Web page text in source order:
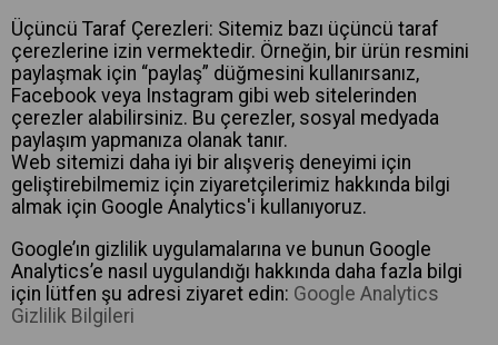
Üçüncü Taraf Çerezleri: Sitemiz bazı üçüncü taraf
çerezlerine izin vermektedir. Örneğin, bir ürün resmini
paylaşmak için “paylaş” düğmesini kullanırsanız,
Facebook veya Instagram gibi web sitelerinden
çerezler alabilirsiniz. Bu çerezler, sosyal medyada
paylaşım yapmanıza olanak tanır.
Web sitemizi daha iyi bir alışveriş deneyimi için
geliştirebilmemiz için ziyaretçilerimiz hakkında bilgi
almak için Google Analytics'i kullanıyoruz.
Google’ın gizlilik uygulamalarına ve bunun Google
Analytics’e nasıl uygulandığı hakkında daha fazla bilgi
için lütfen şu adresi ziyaret edin: Google Analytics
Gizlilik Bilgileri